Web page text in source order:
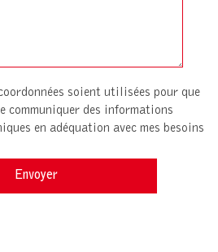
soient utilisées pour que
communiquer des informations
en adéquation avec mes besoins